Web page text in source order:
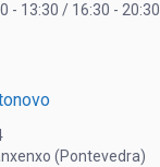
- 13:30 / 16:30 - 20:30
(Pontevedra)